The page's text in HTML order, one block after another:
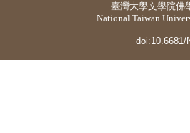
臺灣大學文學院佛
National Taiwan
doi:10.6681/